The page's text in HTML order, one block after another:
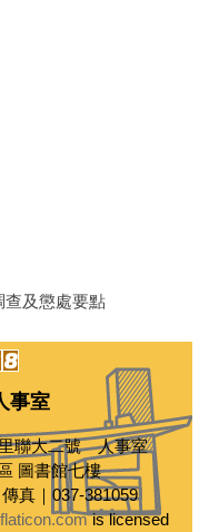
查及懲處要點
事室
聯大二號 人事室
圖書館七樓
｜037-381059
is licensed